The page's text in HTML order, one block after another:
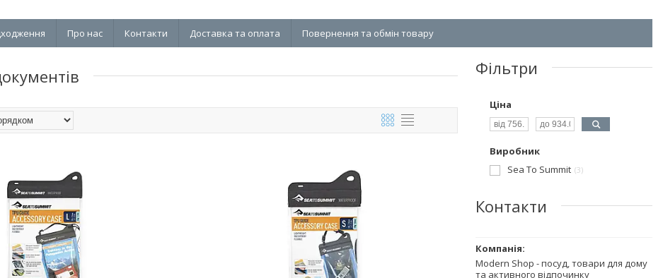
Про нас Контакти Доставка та оплата Повернення та обмін товару
Фільтри
Ціна
Виробник
Sea To Summit 3
Контакти
Modern Shop - посуд, товари для дому
та активного відпочинку